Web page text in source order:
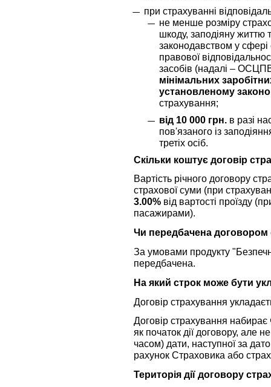
при страхуванні
не менше розміру
шкоду, заподіяну життю
законодавством у
правової
засобів (надалі –
мінімальних
установленому
страхування;
від 10 000 грн. в разі
пов'язаного із
третіх осіб.
Скільки коштує договір
Вартість річного договору
страхової суми (при
3.00% від вартості проїзду
пасажирами).
Чи передбачена
За умовами продукту
передбачена.
На який строк може бути
Договір страхування
Договір страхування набирає
як початок дії договору, але
часом) дати, наступної за
рахунок Страховика або
Територія дії договору